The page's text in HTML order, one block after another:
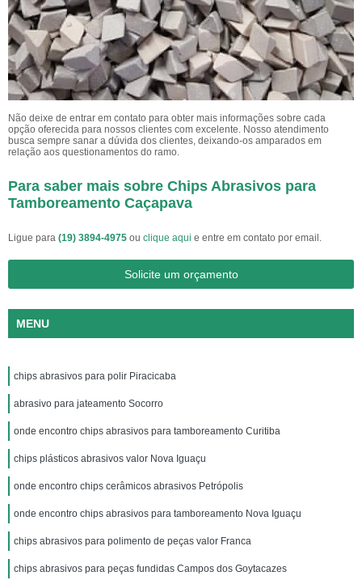
Não deixe de entrar em contato para obter mais informações sobre cada
opção oferecida para nossos clientes com excelente. Nosso atendimento
busca sempre sanar a dúvida dos clientes, deixando-os amparados em
relação aos questionamentos do ramo.
Para saber mais sobre Chips Abrasivos para
Tamboreamento Caçapava
Ligue para (19) 3894-4975 ou clique aqui e entre em contato por email.
Solicite um orçamento
MENU
chips abrasivos para polir Piracicaba
abrasivo para jateamento Socorro
onde encontro chips abrasivos para tamboreamento Curitiba
chips plásticos abrasivos valor Nova Iguaçu
onde encontro chips cerâmicos abrasivos Petrópolis
onde encontro chips abrasivos para tamboreamento Nova Iguaçu
chips abrasivos para polimento de peças valor Franca
chips abrasivos para peças fundidas Campos dos Goytacazes